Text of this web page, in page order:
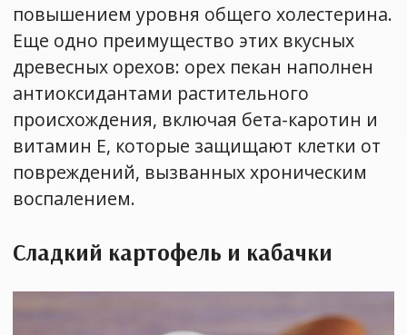
повышением уровня общего холестерина.
Еще одно преимущество этих вкусных
древесных орехов: орех пекан наполнен
антиоксидантами растительного
происхождения, включая бета-каротин и
витамин Е, которые защищают клетки от
повреждений, вызванных хроническим
воспалением.
Сладкий картофель и кабачки